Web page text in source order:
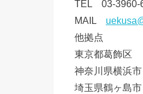
TEL 03-3960-
MAIL
他拠点
東京都葛飾区
神奈川県横浜市
埼玉県鶴ヶ島市